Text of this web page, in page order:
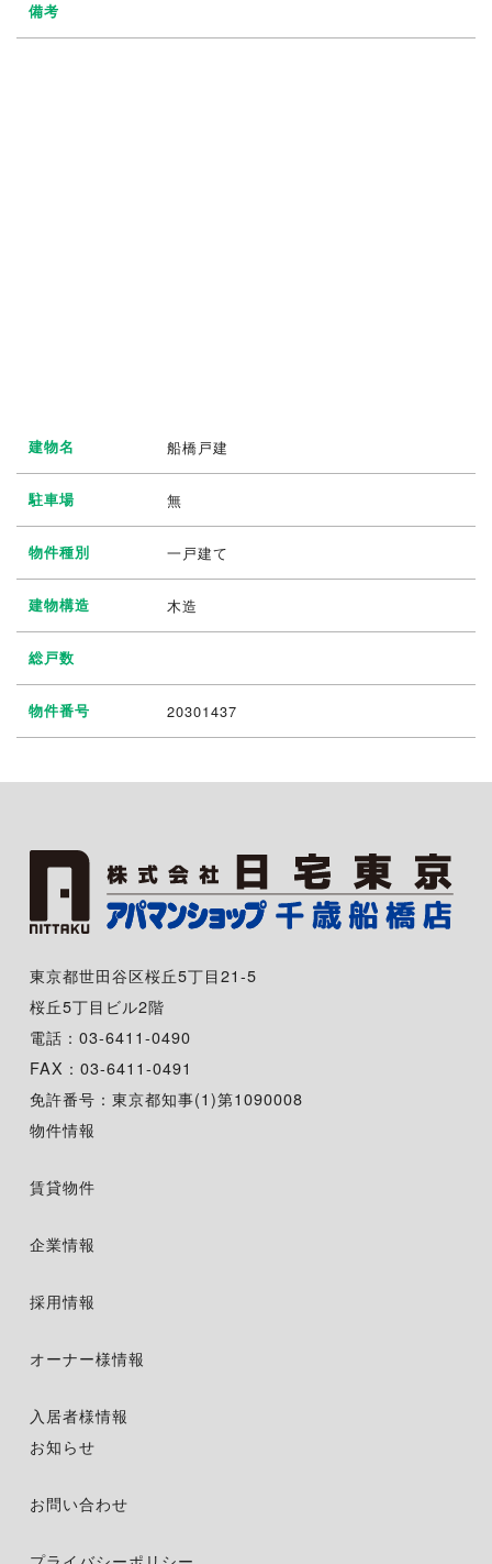
備考
建物名 船橋戸建
駐車場 無
物件種別 一戸建て
建物構造 木造
総戸数
物件番号 20301437
東京都世田谷区桜丘5丁目21-5
桜丘5丁目ビル2階
電話：03-6411-0490
FAX：03-6411-0491
免許番号：東京都知事(1)第1090008
物件情報
賃貸物件
企業情報
採用情報
オーナー様情報
入居者様情報
お知らせ
お問い合わせ